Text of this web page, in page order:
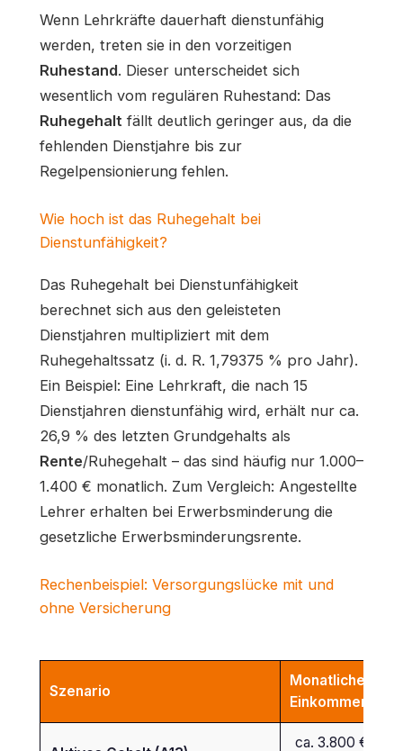
Wenn Lehrkräfte dauerhaft dienstunfähig
werden, treten sie in den vorzeitigen
Ruhestand. Dieser unterscheidet sich
wesentlich vom regulären Ruhestand: Das
Ruhegehalt fällt deutlich geringer aus, da die
fehlenden Dienstjahre bis zur
Regelpensionierung fehlen.
Wie hoch ist das Ruhegehalt bei
Dienstunfähigkeit?
Das Ruhegehalt bei Dienstunfähigkeit
berechnet sich aus den geleisteten
Dienstjahren multipliziert mit dem
Ruhegehaltssatz (i. d. R. 1,79375 % pro Jahr).
Ein Beispiel: Eine Lehrkraft, die nach 15
Dienstjahren dienstunfähig wird, erhält nur ca.
26,9 % des letzten Grundgehalts als
Rente/Ruhegehalt – das sind häufig nur 1.000–
1.400 € monatlich. Zum Vergleich: Angestellte
Lehrer erhalten bei Erwerbsminderung die
gesetzliche Erwerbsminderungsrente.
Rechenbeispiel: Versorgungslücke mit und
ohne Versicherung
Szenario
Monatliches
Einkommen
ca. 3.800 €